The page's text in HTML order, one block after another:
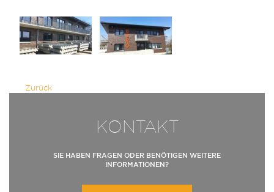
Zurück
KONTAKT
SIE HABEN FRAGEN ODER BENÖTIGEN WEITERE
INFORMATIONEN?